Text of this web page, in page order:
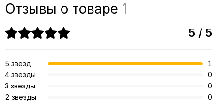
Отзывы о товаре 1
5 / 5
5 звёзд
1
4 звезды
0
3 звезды
0
2 звезды
0